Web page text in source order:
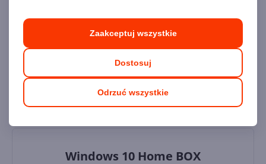
Odrzuć wszystkie
Dostosuj
Zaakceptuj wszystkie
Windows 10 Home BOX